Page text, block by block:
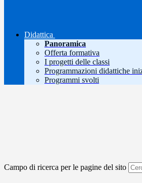
Didattica
Panoramica
Offerta formativa
I progetti delle classi
Programmazioni didattiche
Programmi svolti
Campo di ricerca per le pagine del sito